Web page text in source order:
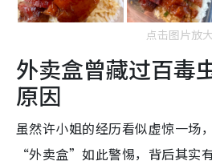
点击图片放大
外卖盒曾藏过百毒
原因
虽然许小姐的经历看似虚惊一场
“外卖盒”如此警惕，背后其